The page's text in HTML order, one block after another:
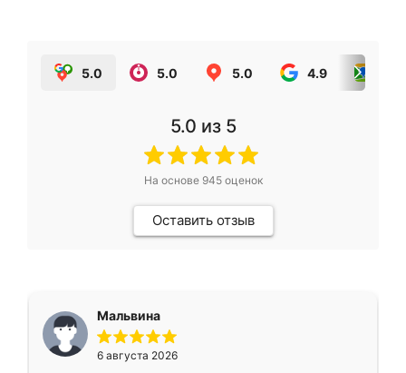
5.0 5.0 5.0 4.9
5.0 из 5
На основе 945оценок
Оставить отзыв
Мальвина
6 августа 2026